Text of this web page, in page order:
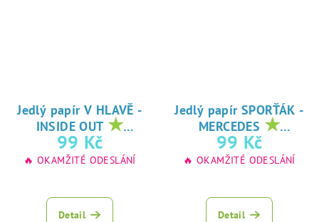
Jedlý papír V HLAVĚ -
INSIDE OUT ★
oblíbený tisk na
jedlý papír
99 Kč
🔥 OKAMŽITÉ ODESLÁNÍ
Detail
Jedlý papír SPORŤÁK -
MERCEDES ★
oblíbený tisk na
jedlý papír
99 Kč
🔥 OKAMŽITÉ ODESLÁNÍ
Detail